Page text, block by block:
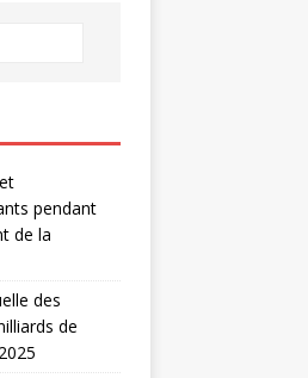
pendant
de la
des
de